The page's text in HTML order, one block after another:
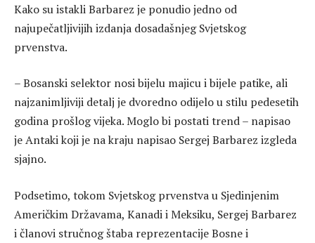
Kako su istakli Barbarez je ponudio jedno od
najupečatljivijih izdanja dosadašnjeg Svjetskog
prvenstva.
– Bosanski selektor nosi bijelu majicu i bijele patike, ali
najzanimljiviji detalj je dvoredno odijelo u stilu pedesetih
godina prošlog vijeka. Moglo bi postati trend – napisao
je Antaki koji je na kraju napisao Sergej Barbarez izgleda
sjajno.
Podsetimo, tokom Svjetskog prvenstva u Sjedinjenim
Američkim Državama, Kanadi i Meksiku, Sergej Barbarez
i članovi stručnog štaba reprezentacije Bosne i